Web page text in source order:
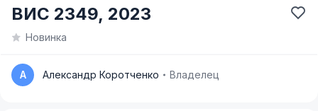
ItemВИС 2349, 2023
Новинка
А Александр Коротченко Владелец